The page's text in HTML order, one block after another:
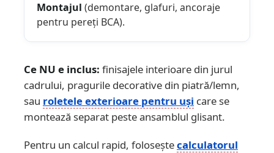
Montajul (demontare, glafuri, ancoraje
pentru pereți BCA).
Ce NU e inclus: finisajele interioare din jurul
cadrului, pragurile decorative din piatră/lemn,
sau roletele exterioare pentru uși care se
montează separat peste ansamblul glisant.
Pentru un calcul rapid, foloseștecalculatorul